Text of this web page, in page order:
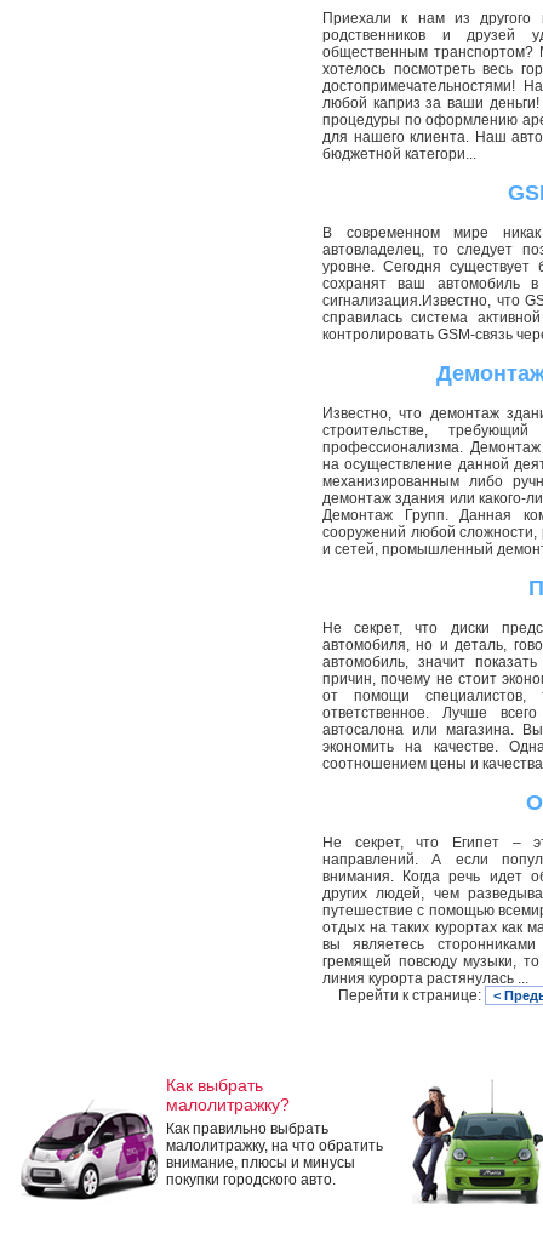
Приехали к нам из другого
родственников и друзей
общественным транспортом?
хотелось посмотреть весь
достопримечательностями!
любой каприз за ваши
процедуры по оформлению
для нашего клиента. Наш
бюджетной категори...
В современном мире
автовладелец, то следует
уровне. Сегодня существует
сохранят ваш автомобиль
сигнализация.Известно, что
справилась система
контролировать GSM-связь
Известно, что демонтаж
строительстве,
профессионализма.
на осуществление данной
механизированным либо
демонтаж здания или какого-
Демонтаж Групп. Данная
сооружений любой сложности,
и сетей, промышленный
Не секрет, что диски
автомобиля, но и деталь,
автомобиль, значит
причин, почему не стоит
от помощи
ответственное. Лучше
автосалона или магазина.
экономить на качестве.
соотношением цены и
Не секрет, что Египет –
направлений. А если
внимания. Когда речь идет
других людей, чем
путешествие с помощью
отдых на таких курортах как
вы являетесь
гремящей повсюду музыки,
линия курорта растянулась ...
Перейти к странице:
<
Как выбрать
малолитражку?
Как правильно выбрать
малолитражку, на что обратить
внимание, плюсы и минусы
покупки городского авто.